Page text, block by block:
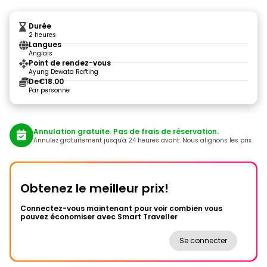
Durée
2 heures
Langues
Anglais
Point de rendez-vous
Ayung Dewata Rafting
De€18.00
Par personne
Annulation gratuite. Pas de frais de réservation.
Annulez gratuitement jusqu'à 24 heures avant. Nous alignons les prix.
Obtenez le meilleur prix!
Connectez-vous maintenant pour voir combien vous
pouvez économiser avec Smart Traveller
Se connecter